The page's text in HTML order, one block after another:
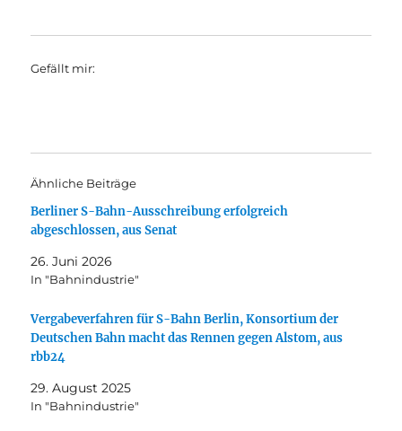
Gefällt mir:
Ähnliche Beiträge
Berliner S-Bahn-Ausschreibung erfolgreich
abgeschlossen, aus Senat
26. Juni 2026
In "Bahnindustrie"
Vergabeverfahren für S-Bahn Berlin, Konsortium der
Deutschen Bahn macht das Rennen gegen Alstom, aus
rbb24
29. August 2025
In "Bahnindustrie"